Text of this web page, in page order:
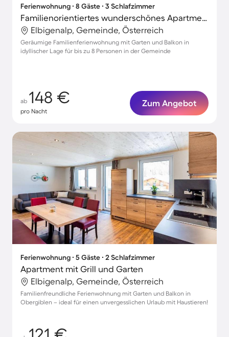
Ferienwohnung ∙ 8 Gäste ∙ 3 Schlafzimmer
Familienorientiertes wunderschönes Apartment mit Garten, Terrasse und Grill
Elbigenalp, Gemeinde, Österreich
Geräumige Familienferienwohnung mit Garten und Balkon in
idyllischer Lage für bis zu 8 Personen in der Gemeinde
ab 148 €
pro Nacht
Zum Angebot
Ferienwohnung ∙ 5 Gäste ∙ 2 Schlafzimmer
Apartment mit Grill und Garten
Elbigenalp, Gemeinde, Österreich
Familienfreundliche Ferienwohnung mit Garten und Balkon in
Obergiblen – ideal für einen unvergesslichen Urlaub mit Haustieren!